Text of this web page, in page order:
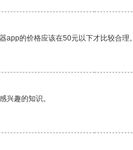
app的价格应该在50元以下才比较合理。
兴趣的知识。